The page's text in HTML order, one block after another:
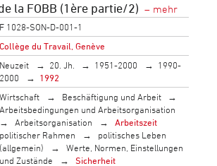
la FOBB (1ère partie/2)
F 1028-SON-D-001-1
Collège du Travail, Genève
Neuzeit 20. Jh. 1951-2000
1990-
2000
1992
Wirtschaft
Beschäftigung und Arbeit
Arbeitsbedingungen und Arbeitsorganisation
Arbeitsorganisation
Arbeitszeit
politischer Rahmen
politisches Leben
(allgemein)
Werte, Normen, Einstellungen
und Zustände
Sicherheit